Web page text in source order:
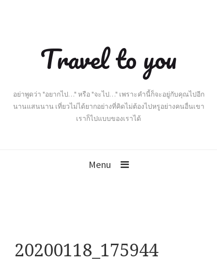
Travel to you
อย่าพูดว่า "อยากไป…" หรือ "จะไป…" เพราะคำนี้ก็จะอยู่กับคุณไปอีก
นานแสนนาน เที่ยวไม่ได้ยากอย่างที่คิดไม่ต้องไปหรูอย่างคนอื่นเขา
เราก็ไปแบบของเราได้
Menu
20200118_175944